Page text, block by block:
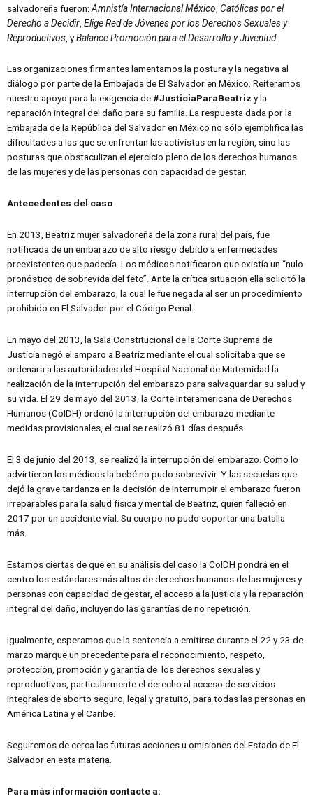
salvadoreña fueron: Amnistía Internacional México Católicas por el
Derecho a Decidir Elige Red de Jóvenes por los Derechos Sexuales y
Reproductivos , yBalance Promoción para el Desarrollo y Juventud.
Las organizaciones firmantes lamentamos la postura y la negativa al
diálogo por parte de la Embajada de El Salvador en México. Reiteramos
nuestro apoyo para la exigencia de #JusticiaParaBeatriz y la
reparación integral del daño para su familia. La respuesta dada por la
Embajada de la República del Salvador en México no sólo ejemplifica las
dificultades a las que se enfrentan las activistas en la región, sino las
posturas que obstaculizan el ejercicio pleno de los derechos humanos
de las mujeres y de las personas con capacidad de gestar.
Antecedentes del caso
En 2013, Beatriz mujer salvadoreña de la zona rural del país, fue
notificada de un embarazo de alto riesgo debido a enfermedades
preexistentes que padecía. Los médicos notificaron que existía un “nulo
pronóstico de sobrevida del feto”. Ante la crítica situación ella solicitó la
interrupción del embarazo, la cual le fue negada al ser un procedimiento
prohibido en El Salvador por el Código Penal.
En mayo del 2013, la Sala Constitucional de la Corte Suprema de
Justicia negó el amparo a Beatriz mediante el cual solicitaba que se
ordenara a las autoridades del Hospital Nacional de Maternidad la
realización de la interrupción del embarazo para salvaguardar su salud y
su vida. El 29 de mayo del 2013, la Corte Interamericana de Derechos
Humanos (CoIDH) ordenó la interrupción del embarazo mediante
medidas provisionales, el cual se realizó 81 días después.
El 3 de junio del 2013, se realizó la interrupción del embarazo. Como lo
advirtieron los médicos la bebé no pudo sobrevivir. Y las secuelas que
dejó la grave tardanza en la decisión de interrumpir el embarazo fueron
irreparables para la salud física y mental de Beatriz, quien falleció en
2017 por un accidente vial. Su cuerpo no pudo soportar una batalla
más.
Estamos ciertas de que en su análisis del caso la CoIDH pondrá en el
centro los estándares más altos de derechos humanos de las mujeres y
personas con capacidad de gestar, el acceso a la justicia y la reparación
integral del daño, incluyendo las garantías de no repetición.
Igualmente, esperamos que la sentencia a emitirse durante el 22 y 23 de
marzo marque un precedente para el reconocimiento, respeto,
protección, promoción y garantía de los derechos sexuales y
reproductivos, particularmente el derecho al acceso de servicios
integrales de aborto seguro, legal y gratuito, para todas las personas en
América Latina y el Caribe.
Seguiremos de cerca las futuras acciones u omisiones del Estado de El
Salvador en esta materia.
Para más información contacte a: